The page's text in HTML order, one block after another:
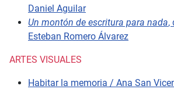
Daniel Aguilar
Un montón de escritura para nada,
Esteban Romero Álvarez
ARTES VISUALES
Habitar la memoria / Ana San